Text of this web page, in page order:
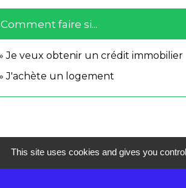
Comment faire si...
Je veux obtenir un crédit immobilier
J'achète un logement
This site uses cookies and gives you